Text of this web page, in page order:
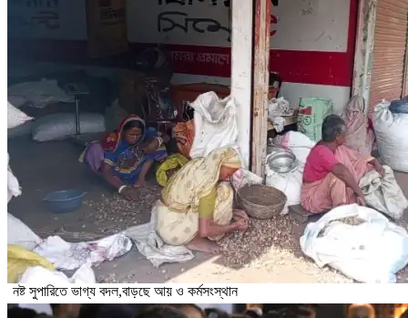
নষ্ট সুপারিতে ভাগ্য বদল,বাড়ছে আয় ও কর্মসংস্থান